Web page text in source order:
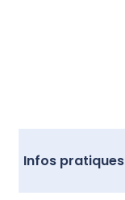
Infos pratiques